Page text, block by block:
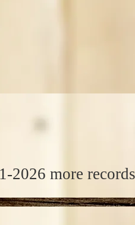
2026 more